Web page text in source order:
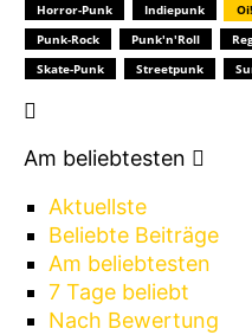
Horror-Punk
Indiepunk Oi!
Punk-Rock
Punk'n'Roll
Skate-Punk
Streetpunk
Am beliebtesten
Aktuellste
Beliebte Beiträge
Am beliebtesten
7 Tage beliebt
Nach Bewertung